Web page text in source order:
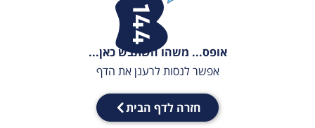
אופס... משהו השתבש כאן...
אפשר לנסות לרענן את הדף
חזרה לדף הבית